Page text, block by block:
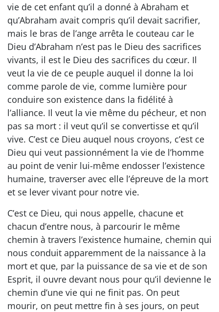
vie de cet enfant qu’il a donné à Abraham et
qu’Abraham avait compris qu’il devait sacrifier,
mais le bras de l’ange arrêta le couteau car le
Dieu d’Abraham n’est pas le Dieu des sacrifices
vivants, il est le Dieu des sacrifices du cœur. Il
veut la vie de ce peuple auquel il donne la loi
comme parole de vie, comme lumière pour
conduire son existence dans la fidélité à
l’alliance. Il veut la vie même du pécheur, et non
pas sa mort : il veut qu’il se convertisse et qu’il
vive. C’est ce Dieu auquel nous croyons, c’est ce
Dieu qui veut passionnément la vie de l’homme
au point de venir lui-même endosser l’existence
humaine, traverser avec elle l’épreuve de la mort
et se lever vivant pour notre vie.
C’est ce Dieu, qui nous appelle, chacune et
chacun d’entre nous, à parcourir le même
chemin à travers l’existence humaine, chemin qui
nous conduit apparemment de la naissance à la
mort et que, par la puissance de sa vie et de son
Esprit, il ouvre devant nous pour qu’il devienne le
chemin d’une vie qui ne finit pas. On peut
mourir, on peut mettre fin à ses jours, on peut